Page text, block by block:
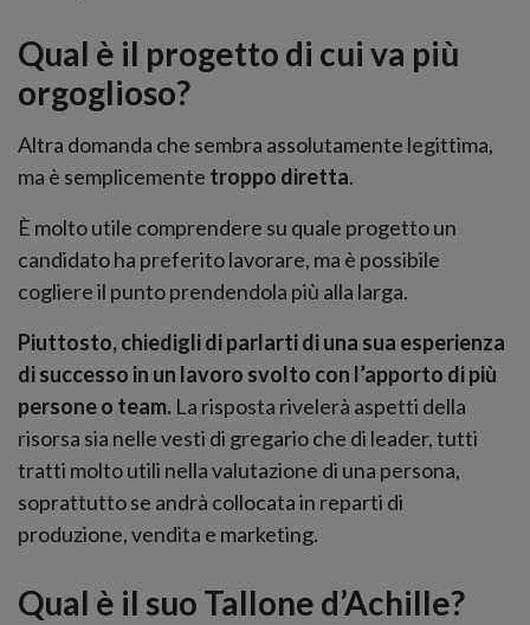
Qual è il progetto di cui va più
orgoglioso?
Altra domanda che sembra assolutamente legittima,
ma è semplicemente troppo diretta.
È molto utile comprendere su quale progetto un
candidato ha preferito lavorare, ma è possibile
cogliere il punto prendendola più alla larga.
Piuttosto, chiedigli di parlarti di una sua esperienza
di successo in un lavoro svolto con l’apporto di più
persone o team. La risposta rivelerà aspetti della
risorsa sia nelle vesti di gregario che di leader, tutti
tratti molto utili nella valutazione di una persona,
soprattutto se andrà collocata in reparti di
produzione, vendita e marketing.
Qual è il suo Tallone d’Achille?